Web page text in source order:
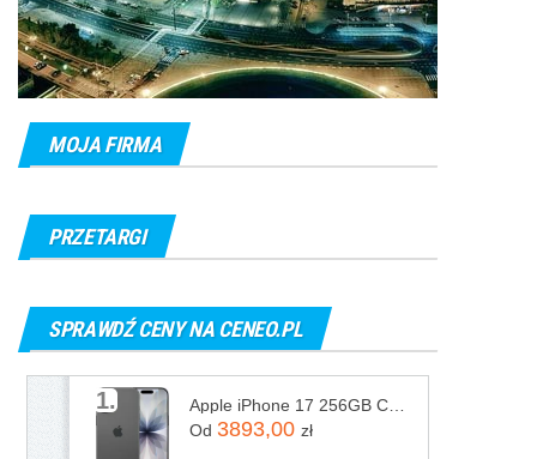
MOJA FIRMA
PRZETARGI
SPRAWDŹ CENY NA CENEO.PL
1.
Od 3893,00 zł